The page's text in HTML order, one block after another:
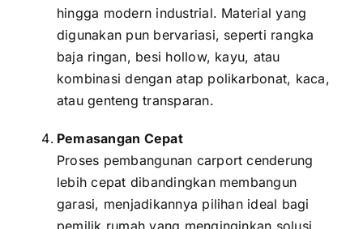
hingga modern industrial. Material yang
digunakan pun bervariasi, seperti rangka
baja ringan, besi hollow, kayu, atau
kombinasi dengan atap polikarbonat, kaca,
atau genteng transparan.
Pemasangan Cepat
Proses pembangunan carport cenderung
lebih cepat dibandingkan membangun
garasi, menjadikannya pilihan ideal bagi
pemilik rumah yang menginginkan solusi